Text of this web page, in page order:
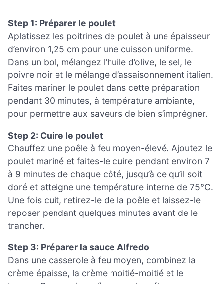
Step 1: Préparer le poulet
Aplatissez les poitrines de poulet à une épaisseur
d’environ 1,25 cm pour une cuisson uniforme.
Dans un bol, mélangez l’huile d’olive, le sel, le
poivre noir et le mélange d’assaisonnement italien.
Faites mariner le poulet dans cette préparation
pendant 30 minutes, à température ambiante,
pour permettre aux saveurs de bien s’imprégner.
Step 2: Cuire le poulet
Chauffez une poêle à feu moyen-élevé. Ajoutez le
poulet mariné et faites-le cuire pendant environ 7
à 9 minutes de chaque côté, jusqu’à ce qu’il soit
doré et atteigne une température interne de 75°C.
Une fois cuit, retirez-le de la poêle et laissez-le
reposer pendant quelques minutes avant de le
trancher.
Step 3: Préparer la sauce Alfredo
Dans une casserole à feu moyen, combinez la
crème épaisse, la crème moitié-moitié et le